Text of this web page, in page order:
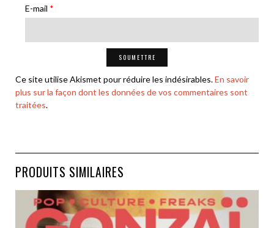
E-mail *
Ce site utilise Akismet pour réduire les indésirables.En savoir
plus sur la façon dont les données de vos commentaires sont
traitées.
PRODUITS SIMILAIRES